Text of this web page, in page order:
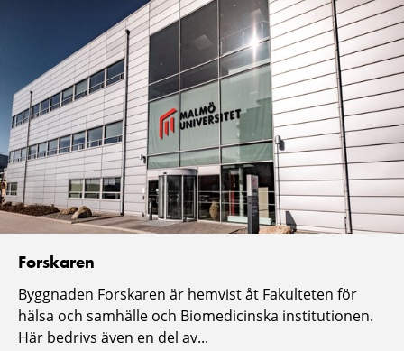
Forskaren
Byggnaden Forskaren är hemvist åt Fakulteten för
hälsa och samhälle och Biomedicinska institutionen.
Här bedrivs även en del av...